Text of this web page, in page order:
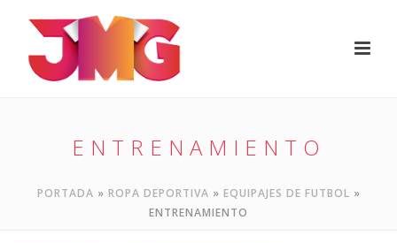
ENTRENAMIENTO
PORTADA » ROPA DEPORTIVA » EQUIPAJES DE FUTBOL »
ENTRENAMIENTO